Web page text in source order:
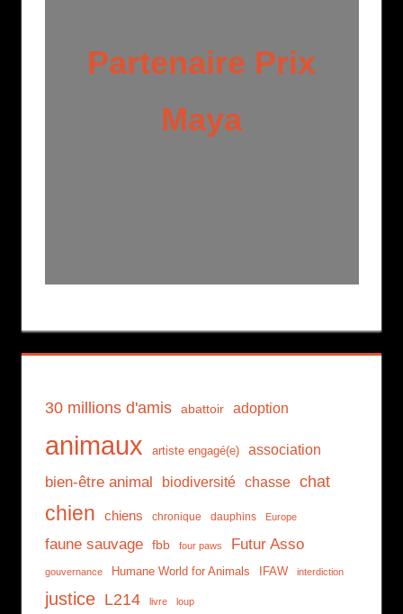
Partenaire Prix
Maya
30 millions d'amis abattoir adoption
animaux artiste engagé(e) association
bien-être animal biodiversité chasse chat
chien chiens chronique dauphins Europe
faune sauvage fbb four paws Futur Asso
gouvernance Humane World for Animals IFAW interdiction
justice L214 livre loup